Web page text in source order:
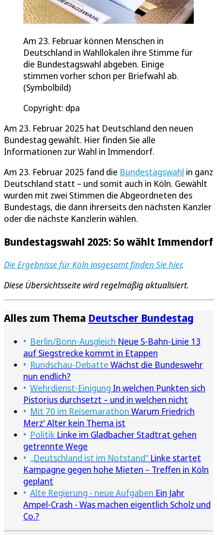
Am 23. Februar können Menschen in
Deutschland in Wahllokalen ihre Stimme für
die Bundestagswahl abgeben. Einige
stimmen vorher schon per Briefwahl ab.
(Symbolbild)
Copyright: dpa
Am 23. Februar 2025 hat Deutschland den neuen
Bundestag gewählt. Hier finden Sie alle
Informationen zur Wahl in Immendorf.
Am 23. Februar 2025 fand die Bundestagswahl in ganz
Deutschland statt – und somit auch in Köln. Gewählt
wurden mit zwei Stimmen die Abgeordneten des
Bundestags, die dann ihrerseits den nächsten Kanzler
oder die nächste Kanzlerin wählen.
Bundestagswahl 2025: So wählt Immendorf
Die Ergebnisse für Köln insgesamt finden Sie hier.
Diese Übersichtsseite wird regelmäßig aktualisiert.
Alles zum Thema Deutscher Bundestag
Berlin/Bonn-Ausgleich Neue S-Bahn-Linie 13
auf Siegstrecke kommt in Etappen
Rundschau-Debatte Wächst die Bundeswehr
nun endlich?
Wehrdienst-Einigung In welchen Punkten sich
Pistorius durchsetzt – und in welchen nicht
Mit 70 im Reisemarathon Warum Friedrich
Merz' Alter kein Thema ist
Politik Linke im Gladbacher Stadtrat gehen
getrennte Wege
„Deutschland ist im Notstand“ Linke startet
Kampagne gegen hohe Mieten – Treffen in Köln
geplant
Alte Regierung - neue Aufgaben Ein Jahr
Ampel-Crash - Was machen eigentlich Scholz und
Co.?